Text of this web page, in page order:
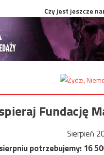
Czy jest jeszcze
Fundację
Sierpień
potrzebujemy:16